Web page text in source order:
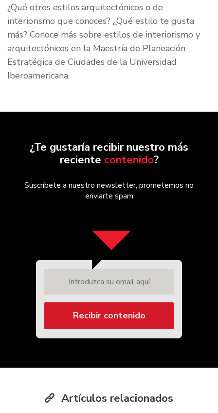
¿Qué otros estilos arquitectónicos o de
interiorismo que conoces? ¿Qué estilo te gusta
más? Conoce más sobre estilos de interiorismo y
arquitectónicos en la Maestría de Planeación
Estratégica de Ciudades de la Universidad
Iberoamericana.
¿Te gustaría recibir nuestro más
reciente contenido?
Suscríbete a nuestro newsletter, prometemos no
enviarte spam
Recibir contenido
Artículos relacionados